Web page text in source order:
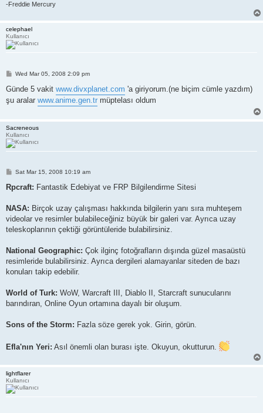
-Freddie Mercury
celephael
Kullanıcı
P
s
Wed Mar 05, 2008 2:09 pm
Günde 5 vakit www.divxplanet.com 'a giriyorum.(ne biçim cümle yazdım)
şu aralar www.anime.gen.tr müptelası oldum
Sacreneous
Kullanıcı
P
s
t
Sat Mar 15, 2008 10:19 am
Rpcraft: Fantastik Edebiyat ve FRP Bilgilendirme Sitesi
NASA: Birçok uzay çalışması hakkında bilgilerin yanı sıra muhteşem
videolar ve resimler bulabileceğiniz büyük bir galeri var. Ayrıca uzay
teleskoplarının çektiği görüntüleride bulabilirsiniz.
National Geographic: Çok ilginç fotoğrafların dışında güzel masaüstü
resimleride bulabilirsiniz. Ayrıca dergileri alamayanlar siteden de bazı
konuları takip edebilir.
World of Turk: WoW, Warcraft III, Diablo II, Starcraft sunucularını
barındıran, Online Oyun ortamına dayalı bir oluşum.
Sons of the Storm: Fazla söze gerek yok. Girin, görün.
Efla'nın Yeri: Asıl önemli olan burası işte. Okuyun, okutturun.
lightflarer
Kullanıcı